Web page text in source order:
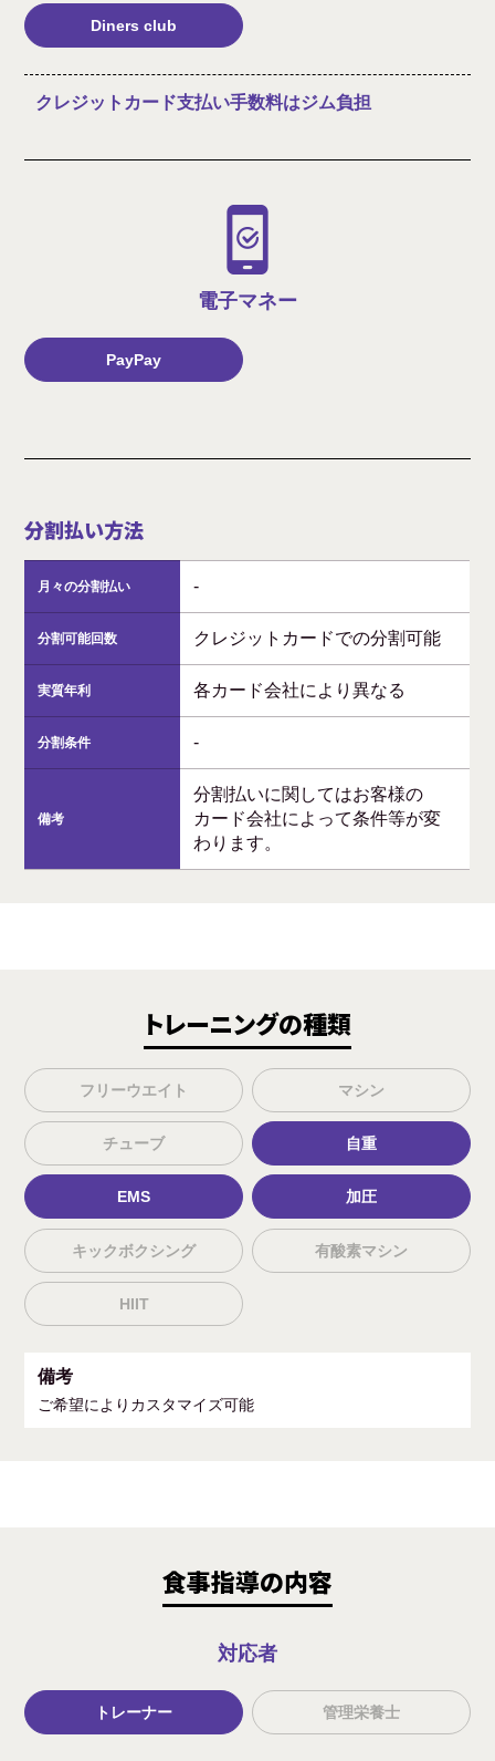
Diners club
クレジットカード支払い手数料はジム負担
電子マネー
PayPay
分割払い方法
月々の分割払い -
分割可能回数 クレジットカードでの分割可能
実質年利 各カード会社により異なる
分割条件 -
備考
分割払いに関してはお客様の
カード会社によって条件等が変
わります。
トレーニングの種類
フリーウエイト マシン
チューブ 自重
EMS 加圧
キックボクシング 有酸素マシン
HIIT
備考
ご希望によりカスタマイズ可能
食事指導の内容
対応者
トレーナー 管理栄養士